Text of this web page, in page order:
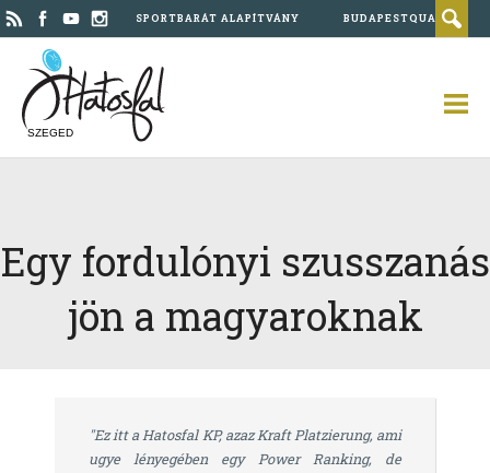
SPORTBARÁT ALAPÍTVÁNY BUDAPESTQUAD
SZEGED
Egy fordulónyi szusszanás
jön a magyaroknak
"Ez itt a Hatosfal KP, azaz Kraft Platzierung, ami
ugye lényegében egy Power Ranking, de